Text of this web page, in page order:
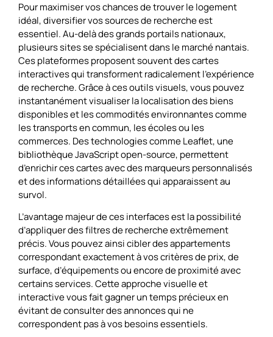
Pour maximiser vos chances de trouver le logement
idéal, diversifier vos sources de recherche est
essentiel. Au-delà des grands portails nationaux,
plusieurs sites se spécialisent dans le marché nantais.
Ces plateformes proposent souvent des cartes
interactives qui transforment radicalement l’expérience
de recherche. Grâce à ces outils visuels, vous pouvez
instantanément visualiser la localisation des biens
disponibles et les commodités environnantes comme
les transports en commun, les écoles ou les
commerces. Des technologies comme Leaflet, une
bibliothèque JavaScript open-source, permettent
d’enrichir ces cartes avec des marqueurs personnalisés
et des informations détaillées qui apparaissent au
survol.
L’avantage majeur de ces interfaces est la possibilité
d’appliquer des filtres de recherche extrêmement
précis. Vous pouvez ainsi cibler des appartements
correspondant exactement à vos critères de prix, de
surface, d’équipements ou encore de proximité avec
certains services. Cette approche visuelle et
interactive vous fait gagner un temps précieux en
évitant de consulter des annonces qui ne
correspondent pas à vos besoins essentiels.